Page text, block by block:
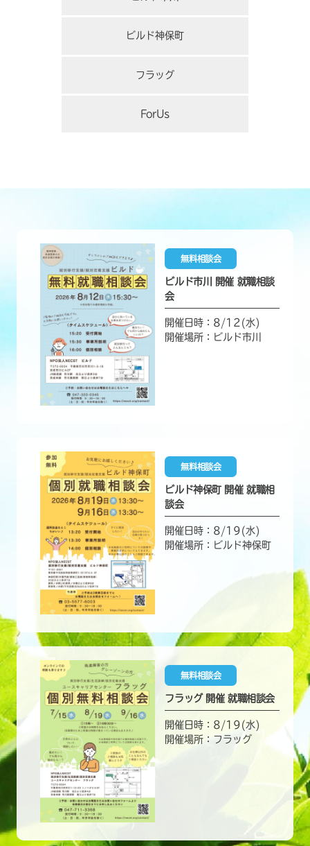
ビルド神保町
フラッグ
ForUs
無料相談会
ビルド市川 開催 就職相談
会
開催日時：8/12(水)
開催場所：ビルド市川
無料相談会
ビルド神保町 開催 就職相
談会
開催日時：8/19(水)
開催場所：ビルド神保町
無料相談会
フラッグ 開催 就職相談会
開催日時：8/19(水)
開催場所：フラッグ